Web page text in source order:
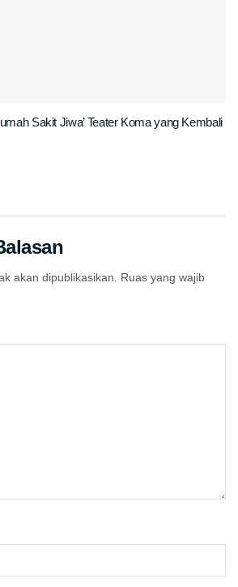
Sakit Jiwa’ Teater Koma yang Kembali
akan dipublikasikan.
Ruas yang wajib